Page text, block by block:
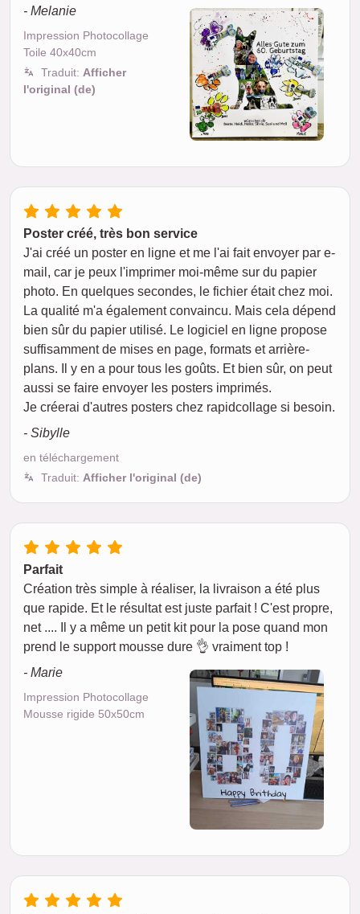
- Melanie
Impression Photocollage
Toile 40x40cm
Traduit: Afficher
l'original (de)
Poster créé, très bon service
J'ai créé un poster en ligne et me l'ai fait envoyer par e-
mail, car je peux l'imprimer moi-même sur du papier
photo. En quelques secondes, le fichier était chez moi.
La qualité m'a également convaincu. Mais cela dépend
bien sûr du papier utilisé. Le logiciel en ligne propose
suffisamment de mises en page, formats et arrière-
plans. Il y en a pour tous les goûts. Et bien sûr, on peut
aussi se faire envoyer les posters imprimés.
Je créerai d'autres posters chez rapidcollage si besoin.
- Sibylle
en téléchargement
Traduit: Afficher l'original (de)
Parfait
Création très simple à réaliser, la livraison a été plus
que rapide. Et le résultat est juste parfait ! C'est propre,
net .... Il y a même un petit kit pour la pose quand mon
prend le support mousse dure 👌 vraiment top !
- Marie
Impression Photocollage
Mousse rigide 50x50cm